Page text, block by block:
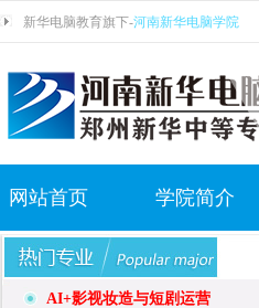
新华电脑教育旗下-河南新华电脑学院
网站首页 学院简介
AI+影视妆造与短剧运营